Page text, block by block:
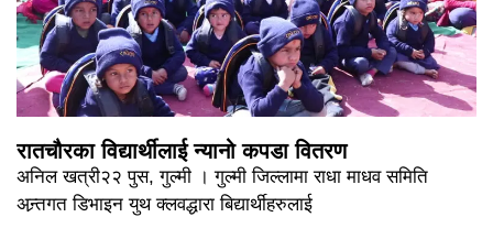
रातचौरका विद्यार्थीलाई न्यानो कपडा वितरण
अनिल खत्री२२ पुस, गुल्मी । गुल्मी जिल्लामा राधा माधव समिति
अन्र्तगत डिभाइन युथ क्लवद्धारा बिद्यार्थीहरुलाई